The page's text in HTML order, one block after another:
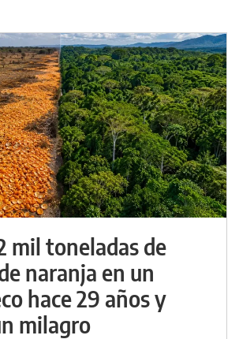
mil toneladas de
naranja en un
hace 29 años y
milagro